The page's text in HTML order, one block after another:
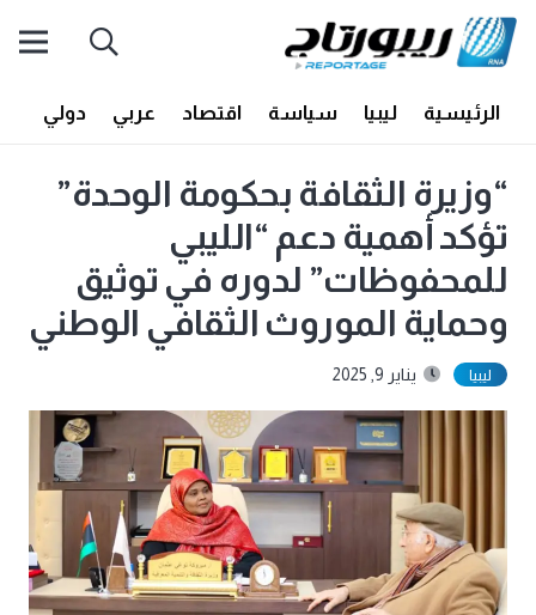
الرئيسية ليبيا سياسة اقتصاد عربي دولي
“وزيرة الثقافة بحكومة الوحدة”
تؤكد أهمية دعم “الليبي
للمحفوظات” لدوره في توثيق
وحماية الموروث الثقافي الوطني
ليبيا يناير 9, 2025